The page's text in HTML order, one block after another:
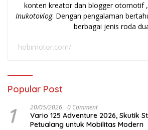
konten kreator dan blogger otomotif
Inukotovlog. Dengan pengalaman
berbagai jenis roda
hobimotor.com/
Popular Post
1 20/05/2026 0 Comment
Vario 125 Adventure 2026, Skutik
Petualang untuk Mobilitas Modern